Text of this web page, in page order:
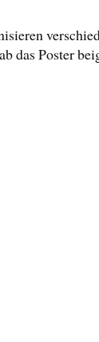
das Poster